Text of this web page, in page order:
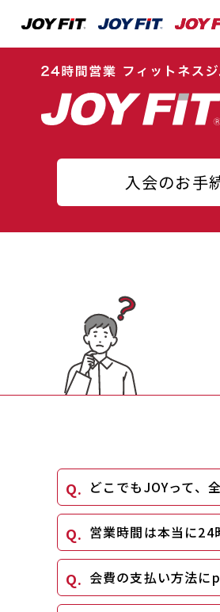
入会のお手
どこでもJOYって、
営業時間は本当に24
会費の支払い方法に